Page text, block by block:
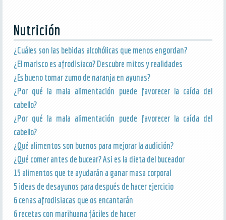
Nutrición
¿Cuáles son las bebidas alcohólicas que menos engordan?
¿El marisco es afrodisiaco? Descubre mitos y realidades
¿Es bueno tomar zumo de naranja en ayunas?
¿Por qué la mala alimentación puede favorecer la caída del
cabello?
¿Por qué la mala alimentación puede favorecer la caída del
cabello?
¿Qué alimentos son buenos para mejorar la audición?
¿Qué comer antes de bucear? Asi es la dieta del buceador
15 alimentos que te ayudarán a ganar masa corporal
5 ideas de desayunos para después de hacer ejercicio
6 cenas afrodisiacas que os encantarán
6 recetas con marihuana fáciles de hacer